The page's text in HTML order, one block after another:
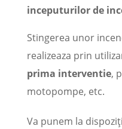
inceputurilor de
Stingerea unor
realizeaza prin
prima interventie,
motopompe, etc.
Va punem la